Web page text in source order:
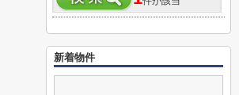
新着物件